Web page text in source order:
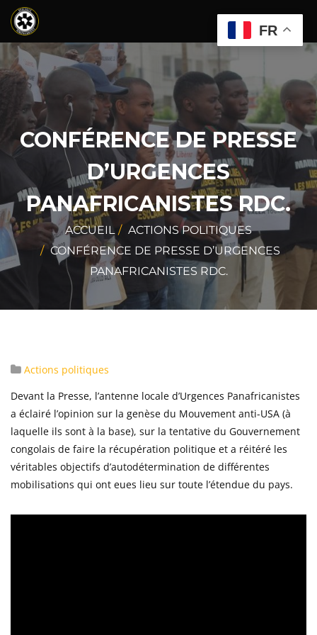
CONFÉRENCE DE PRESSE
D’URGENCES
PANAFRICANISTES RDC.
ACCUEIL
ACTIONS POLITIQUES
CONFÉRENCE DE PRESSE D’URGENCES
PANAFRICANISTES RDC.
Actions politiques
Devant la Presse, l’antenne locale d’Urgences Panafricanistes
a éclairé l’opinion sur la genèse du Mouvement anti-USA (à
laquelle ils sont à la base), sur la tentative du Gouvernement
congolais de faire la récupération politique et a réitéré les
véritables objectifs d’autodétermination de différentes
mobilisations qui ont eues lieu sur toute l’étendue du pays.
FR